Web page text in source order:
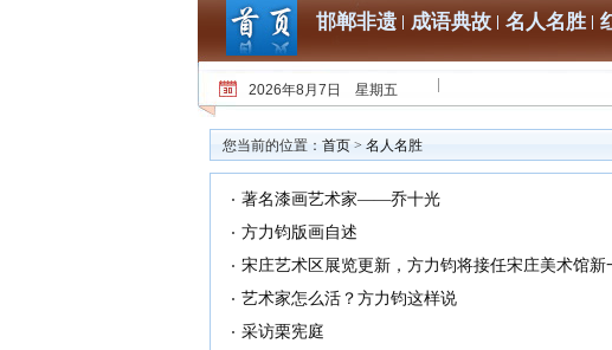
邯郸非遗 成语典故 名人名胜
2026年8月7日 星期五
您当前的位置： 首页 > 名人名胜
著名漆画艺术家——乔十光
方力钧版画自述
宋庄艺术区展览更新，方力钧将接任宋庄美术馆新
艺术家怎么活？方力钧这样说
采访栗宪庭